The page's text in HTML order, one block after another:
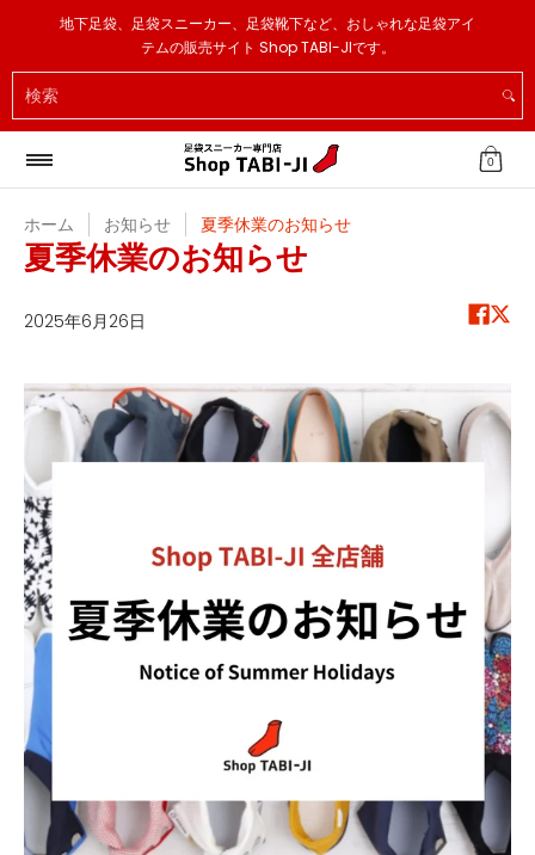
メインコンテンツへスキップ
足袋スニーカー 足袋ソックス 足袋スリッパ その他
地下足袋、足袋スニーカー、足袋靴下など、おしゃれな足袋アイ
テムの販売サイト Shop TABI-JIです。
検索
0
ホーム お知らせ 夏季休業のお知らせ
夏季休業のお知らせ
2025年6月26日